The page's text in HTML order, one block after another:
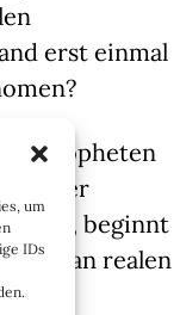
um
IDs
erst einmal
(unter
beginnt
an realen